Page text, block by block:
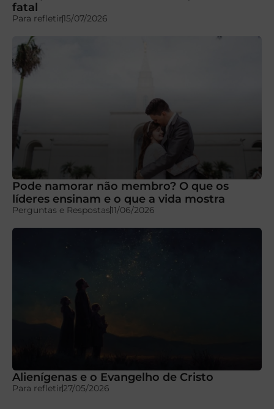
fatal
Para refletir15/07/2026
Pode namorar não membro? O que os
líderes ensinam e o que a vida mostra
Perguntas e Respostas11/06/2026
Alienígenas e o Evangelho de Cristo
Para refletir27/05/2026